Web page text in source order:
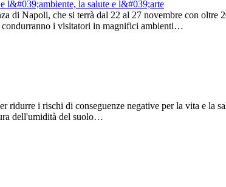
di Napoli, che si terrà dal 22 al 27 novembre con
condurranno i visitatori in magnifici ambienti…
i rischi di conseguenze negative per la vita e la
dell'umidità del suolo…